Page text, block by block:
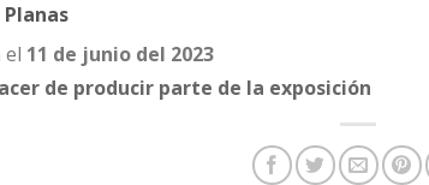
el 11 de junio del 2023
de producir parte de la exposición